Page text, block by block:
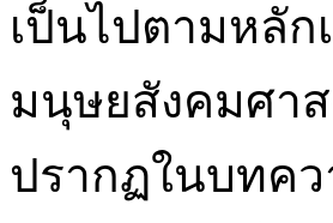
เป็นไปตามหลั
มนุษยสังคมศา
ปรากฏในบทค